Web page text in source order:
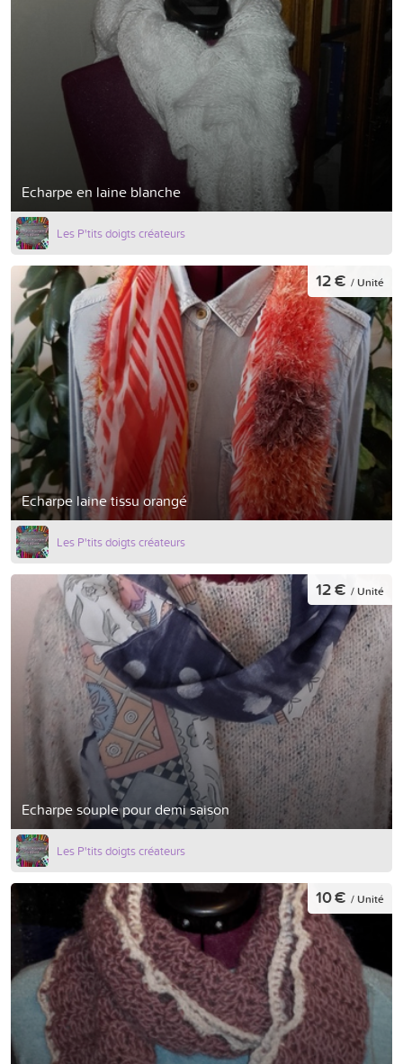
Echarpe en laine blanche
Les P'tits doigts créateurs
Echarpe laine tissu orangé
12 € / Unité
Les P'tits doigts créateurs
Echarpe souple pour demi saison
12 € / Unité
Les P'tits doigts créateurs
10 € / Unité